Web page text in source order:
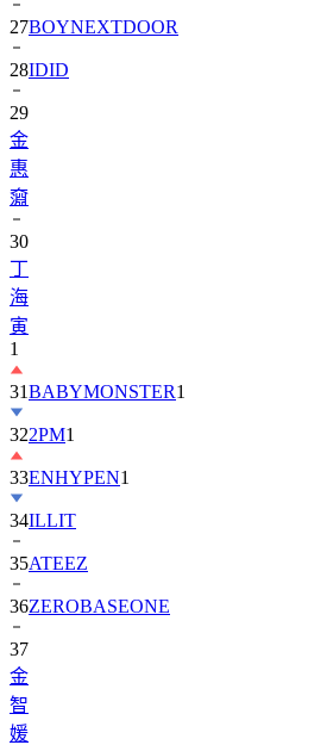
27BOYNEXTDOOR
28IDID
29
金
惠
奫
30
丁
海
寅
1
31BABYMONSTER1
322PM1
33ENHYPEN1
34ILLIT
35ATEEZ
36ZEROBASEONE
37
金
智
媛